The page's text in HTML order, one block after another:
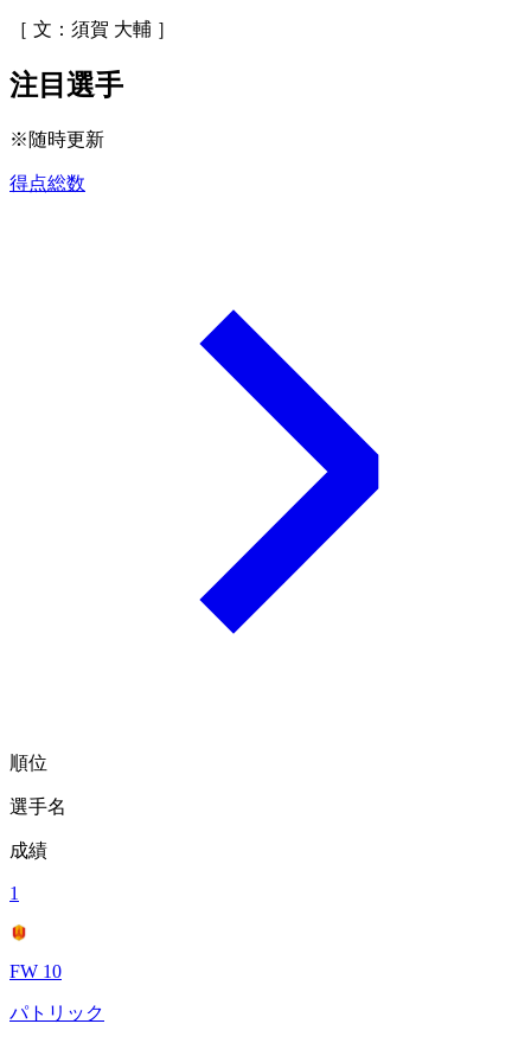
［ 文：須賀 大輔 ］
注目選手
※随時更新
得点総数
順位
選手名
成績
1
FW 10
パトリック